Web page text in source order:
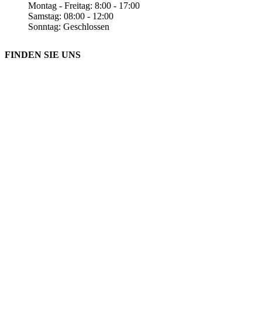
Montag - Freitag: 8:00 - 17:00
Samstag: 08:00 - 12:00
Sonntag: Geschlossen
FINDEN SIE UNS